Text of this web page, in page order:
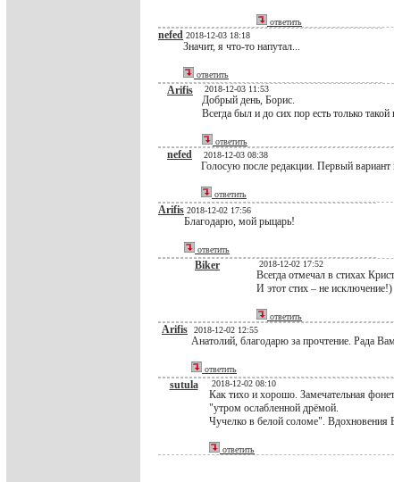
ответить
nefed 2018-12-03 18:18
Значит, я что-то напутал...
ответить
Arifis 2018-12-03 11:53
Добрый день, Борис.
Всегда был и до сих пор есть только
ответить
nefed 2018-12-03 08:38
Голосую после редакции. Первый вариант
ответить
Arifis 2018-12-02 17:56
Благодарю, мой рыцарь!
ответить
Biker 2018-12-02 17:52
Всегда отмечал в стихах
И этот стих – не исключение!)
ответить
Arifis 2018-12-02 12:55
Анатолий, благодарю за прочтение. Рада
ответить
sutula 2018-12-02 08:10
Как тихо и хорошо. Замечательная
"утром ослабленной дрёмой.
Чучелко в белой соломе". Вдохновения
ответить